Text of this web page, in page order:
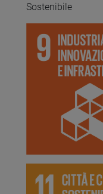
Sostenibile